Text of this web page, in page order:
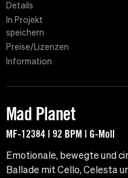
Details
In Projekt
speichern
Preise/Lizenzen
Information
Mad Planet
MF-12384 | 92 BPM | G-Moll
Emotionale, bewegte und
Ballade mit Cello, Celesta